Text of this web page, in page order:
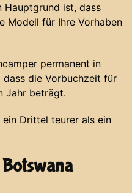
Hauptgrund ist, dass
Modell für Ihre Vorhaben
permanent in
die Vorbuchzeit für
Jahr beträgt.
ein Drittel teurer als ein